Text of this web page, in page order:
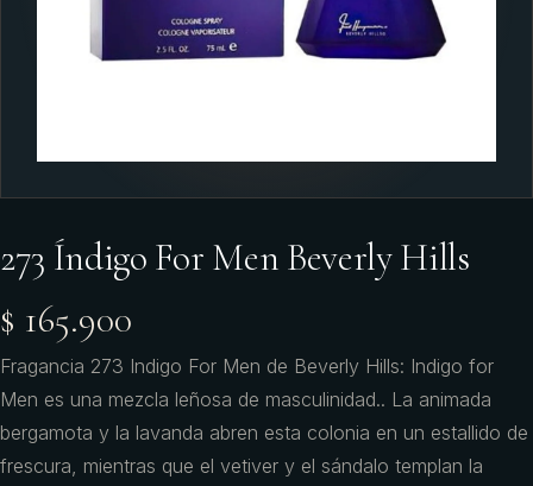
273 Índigo For Men Beverly Hills
$ 165.900
Fragancia 273 Indigo For Men de Beverly Hills: Indigo for
Men es una mezcla leñosa de masculinidad.. La animada
bergamota y la lavanda abren esta colonia en un estallido de
frescura, mientras que el vetiver y el sándalo templan la